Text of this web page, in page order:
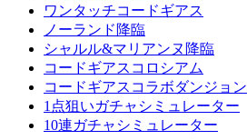
ワンタッチコードギアス
ノーランド降臨
シャルル&マリアンヌ降臨
コードギアスコロシアム
コードギアスコラボダンジョン
1点狙いガチャシミュレーター
10連ガチャシミュレーター